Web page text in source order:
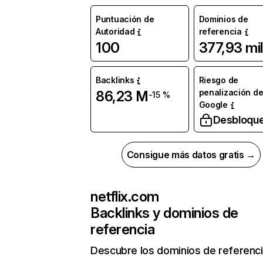
Puntuación de
Autoridad
100
Dominios de
referencia
377,93 mil
Backlinks
86,23 M-15 %
Riesgo de
penalización de
Google
Consigue más datos gratis →
netflix.com
Backlinks y dominios de
referencia
Descubre los dominios de